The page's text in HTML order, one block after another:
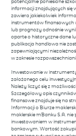
potencjalnie poniesione
informacji znajdujących się
zawiera jakiekolwiek
instrumentów finansowych
lub prognozy odnośnie
oparte o historyczne dane
publikacja handlowa nie
zapewniającymi
w zakresie
Inwestowanie w
założonego celu
Należy liczyć się z
Szczegółowy opis
finansowe znajduje się na
Informacji o Biurze
maklerskie mBanku S.A. nie
inwestowaniem w
bankowym. Wartość